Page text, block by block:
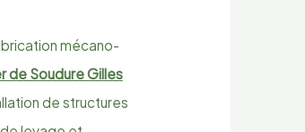
mécano-
de Soudure Gilles
de structures